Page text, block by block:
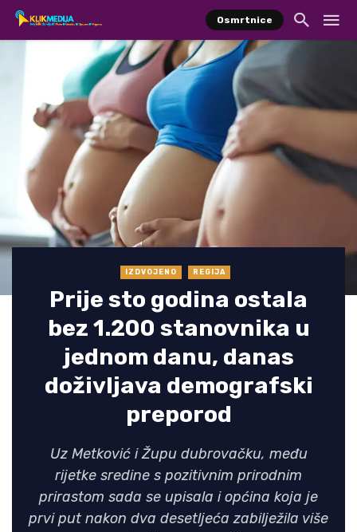
Osmrtnice
IZDVOJENO REGIJA
Prije sto godina ostala
bez 1.200 stanovnika u
jednom danu, danas
doživljava demografski
preporod
Uz Metković i Župu dubrovačku, među
rijetke sredine s pozitivnim prirodnim
prirastom sada se upisala i općina koja je
prvi put nakon dva desetljeća zabilježila više